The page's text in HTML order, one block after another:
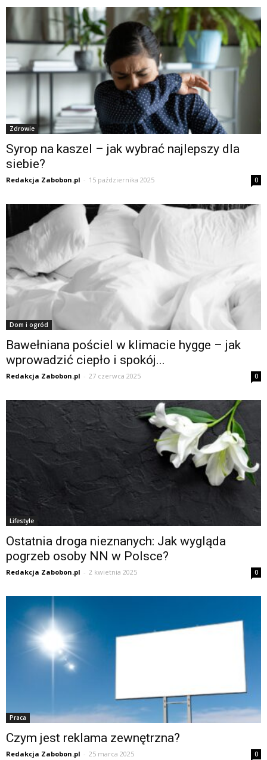
Zdrowie
Syrop na kaszel – jak wybrać najlepszy dla
siebie?
Redakcja Zabobon.pl - 15 października 2025 0
Dom i ogród
Bawełniana pościel w klimacie hygge – jak
wprowadzić ciepło i spokój...
Redakcja Zabobon.pl - 27 czerwca 2025 0
Lifestyle
Ostatnia droga nieznanych: Jak wygląda
pogrzeb osoby NN w Polsce?
Redakcja Zabobon.pl - 2 kwietnia 2025 0
Praca
Czym jest reklama zewnętrzna?
Redakcja Zabobon.pl - 25 marca 2025 0